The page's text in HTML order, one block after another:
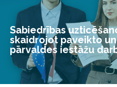
Sabiedrības
skaidrojot paveikto
pārvaldes iestāžu